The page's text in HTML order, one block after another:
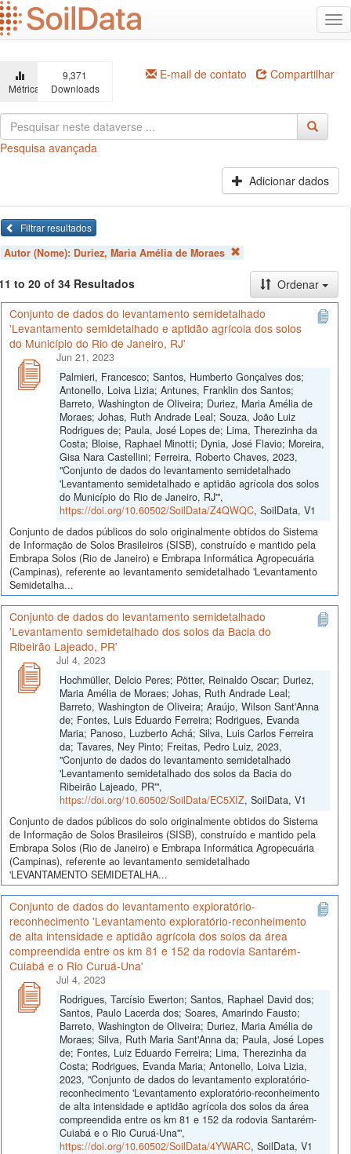
Ir
para
o
principal
Métricas
9,371
Downloads
E-mail de contato Compartilhar
Pesquisa avançada
Adicionar dados
Filtrar resultados
Autor (Nome): Duriez, Maria Amélia de Moraes
to 20 of 34 Resultados
Ordenar
Conjunto de dados do levantamento semidetalhado
'Levantamento semidetalhado e aptidão agrícola dos solos
do Município do Rio de Janeiro, RJ'
Jun 21, 2023
Palmieri, Francesco; Santos, Humberto Gonçalves dos;
Antonello, Loiva Lizia; Antunes, Franklin dos Santos;
Barreto, Washington de Oliveira; Duriez, Maria Amélia de
Moraes; Johas, Ruth Andrade Leal; Souza, João Luiz
Rodrigues de; Paula, José Lopes de; Lima, Therezinha da
Costa; Bloise, Raphael Minotti; Dynia, José Flavio; Moreira,
Gisa Nara Castellini; Ferreira, Roberto Chaves, 2023,
"Conjunto de dados do levantamento semidetalhado
'Levantamento semidetalhado e aptidão agrícola dos solos
do Município do Rio de Janeiro, RJ'",
https://doi.org/10.60502/SoilData/Z4QWQC, SoilData, V1
Conjunto de dados públicos do solo originalmente obtidos do Sistema
de Informação de Solos Brasileiros (SISB), construído e mantido pela
Embrapa Solos (Rio de Janeiro) e Embrapa Informática Agropecuária
(Campinas), referente ao levantamento semidetalhado 'Levantamento
Semidetalha...
Conjunto de dados do levantamento semidetalhado
'Levantamento semidetalhado dos solos da Bacia do
Ribeirão Lajeado, PR'
Jul 4, 2023
Hochmüller, Delcio Peres; Pötter, Reinaldo Oscar; Duriez,
Maria Amélia de Moraes; Johas, Ruth Andrade Leal;
Barreto, Washington de Oliveira; Araújo, Wilson Sant'Anna
de; Fontes, Luis Eduardo Ferreira; Rodrigues, Evanda
Maria; Panoso, Luzberto Achá; Silva, Luis Carlos Ferreira
da; Tavares, Ney Pinto; Freitas, Pedro Luiz, 2023,
"Conjunto de dados do levantamento semidetalhado
'Levantamento semidetalhado dos solos da Bacia do
Ribeirão Lajeado, PR'",
https://doi.org/10.60502/SoilData/EC5XIZ, SoilData, V1
Conjunto de dados públicos do solo originalmente obtidos do Sistema
de Informação de Solos Brasileiros (SISB), construído e mantido pela
Embrapa Solos (Rio de Janeiro) e Embrapa Informática Agropecuária
(Campinas), referente ao levantamento semidetalhado
'LEVANTAMENTO SEMIDETALHA...
Conjunto de dados do levantamento exploratório-
reconhecimento 'Levantamento exploratório-reconheimento
de alta intensidade e aptidão agrícola dos solos da área
compreendida entre os km 81 e 152 da rodovia Santarém-
Cuiabá e o Rio Curuá-Una'
Jul 4, 2023
Rodrigues, Tarcísio Ewerton; Santos, Raphael David dos;
Santos, Paulo Lacerda dos; Soares, Amarindo Fausto;
Barreto, Washington de Oliveira; Duriez, Maria Amélia de
Moraes; Silva, Ruth Maria Sant'Anna da; Paula, José Lopes
de; Fontes, Luiz Eduardo Ferreira; Lima, Therezinha da
Costa; Rodrigues, Evanda Maria; Antonello, Loiva Lizia,
2023, "Conjunto de dados do levantamento exploratório-
reconhecimento 'Levantamento exploratório-reconheimento
de alta intensidade e aptidão agrícola dos solos da área
compreendida entre os km 81 e 152 da rodovia Santarém-
Cuiabá e o Rio Curuá-Una'",
https://doi.org/10.60502/SoilData/4YWARC, SoilData, V1